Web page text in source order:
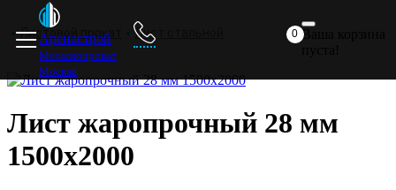
Аренастрой
Металлопрокат
Москва
0 Ваша корзина
Листовой прокат Лист стальной
Лист жаропрочный 28 мм
1500х2000